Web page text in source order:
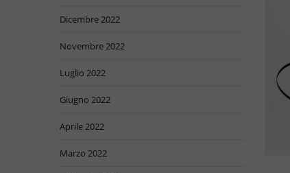
Dicembre 2022
Novembre 2022
Luglio 2022
Giugno 2022
Aprile 2022
Marzo 2022